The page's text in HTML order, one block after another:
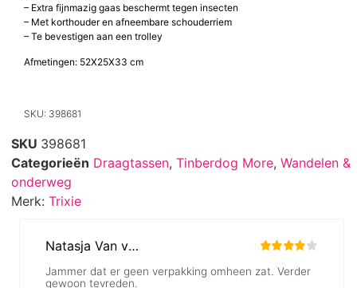
– Extra fijnmazig gaas beschermt tegen insecten
– Met korthouder en afneembare schouderriem
– Te bevestigen aan een trolley
Afmetingen: 52X25X33 cm
SKU: 398681
SKU 398681
Categorieën Draagtassen, Tinberdog More, Wandelen &
onderweg
Merk: Trixie